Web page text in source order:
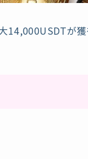
14,000USDTが